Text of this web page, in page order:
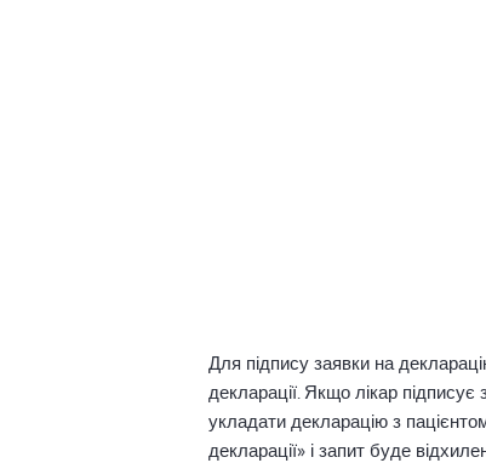
Для підпису заявки на
декларації. Якщо лікар
укладати декларацію з
декларації» і запит буде